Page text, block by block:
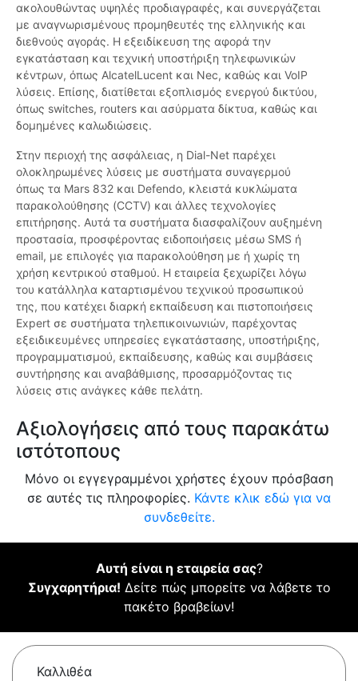
ακολουθώντας υψηλές προδιαγραφές, και συνεργάζεται
με αναγνωρισμένους προμηθευτές της ελληνικής και
διεθνούς αγοράς. Η εξειδίκευση της αφορά την
εγκατάσταση και τεχνική υποστήριξη τηλεφωνικών
κέντρων, όπως AlcatelLucent και Nec, καθώς και VoIP
λύσεις. Επίσης, διατίθεται εξοπλισμός ενεργού δικτύου,
όπως switches, routers και ασύρματα δίκτυα, καθώς και
δομημένες καλωδιώσεις.
Στην περιοχή της ασφάλειας, η Dial-Net παρέχει
ολοκληρωμένες λύσεις με συστήματα συναγερμού
όπως τα Mars 832 και Defendo, κλειστά κυκλώματα
παρακολούθησης (CCTV) και άλλες τεχνολογίες
επιτήρησης. Αυτά τα συστήματα διασφαλίζουν αυξημένη
προστασία, προσφέροντας ειδοποιήσεις μέσω SMS ή
email, με επιλογές για παρακολούθηση με ή χωρίς τη
χρήση κεντρικού σταθμού. Η εταιρεία ξεχωρίζει λόγω
του κατάλληλα καταρτισμένου τεχνικού προσωπικού
της, που κατέχει διαρκή εκπαίδευση και πιστοποιήσεις
Expert σε συστήματα τηλεπικοινωνιών, παρέχοντας
εξειδικευμένες υπηρεσίες εγκατάστασης, υποστήριξης,
προγραμματισμού, εκπαίδευσης, καθώς και συμβάσεις
συντήρησης και αναβάθμισης, προσαρμόζοντας τις
λύσεις στις ανάγκες κάθε πελάτη.
Αξιολογήσεις από τους παρακάτω
ιστότοπους
Μόνο οι εγγεγραμμένοι χρήστες έχουν πρόσβαση
σε αυτές τις πληροφορίες. Κάντε κλικ εδώ για να
συνδεθείτε.
Αυτή είναι η εταιρεία σας?
Συγχαρητήρια! Δείτε πώς μπορείτε να λάβετε το
πακέτο βραβείων!
Καλλιθέα